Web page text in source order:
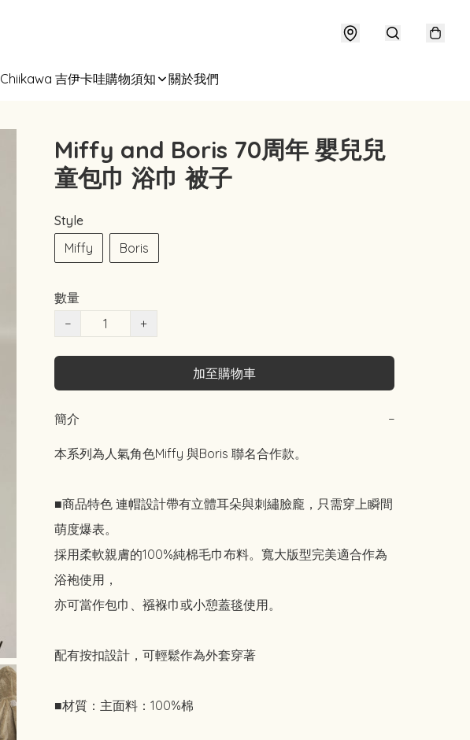
Chiikawa 吉伊卡哇購物須知 關於我們
Miffy and Boris 70周年 嬰兒兒
童包巾 浴巾 被子
Style
Miffy
Boris
數量
−
+
加至購物車
簡介 −
本系列為人氣角色Miffy 與Boris 聯名合作款。
■商品特色 連帽設計帶有立體耳朵與刺繡臉龐，只需穿上瞬間
萌度爆表。
採用柔軟親膚的100%純棉毛巾布料。寬大版型完美適合作為
浴袍使用，
亦可當作包巾、襁褓巾或小憩蓋毯使用。
配有按扣設計，可輕鬆作為外套穿著
■材質：主面料：100%棉